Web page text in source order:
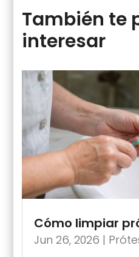
También te
interesar
Cómo limpiar
Jun 26, 2026 |